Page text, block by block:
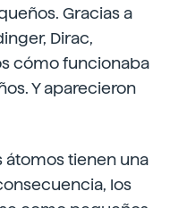
Gracias a
Dirac,
cómo funcionaba
Y aparecieron
átomos tienen una
los